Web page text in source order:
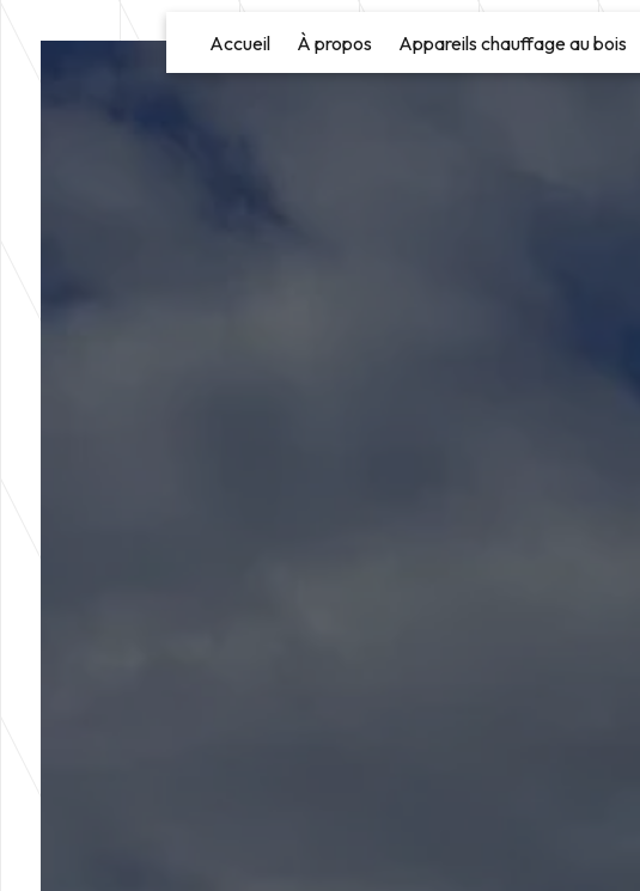
Accueil À propos Appareils chauffage au bois
Panneau de gestion des cookies